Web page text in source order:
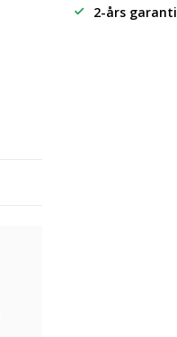
2-års garanti